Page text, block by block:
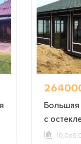
Большая
с